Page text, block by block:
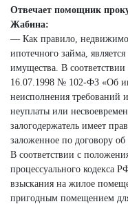
Отвечает помощник
Жабина:
— Как правило,
ипотечного займа,
имущества. В соответствии
16.07.1998 № 102-ФЗ «Об
неисполнения требований
неуплаты или
залогодержатель имеет
заложенное по договору об
В соответствии с
процессуального кодекса
взыскания на жилое
пригодным помещением